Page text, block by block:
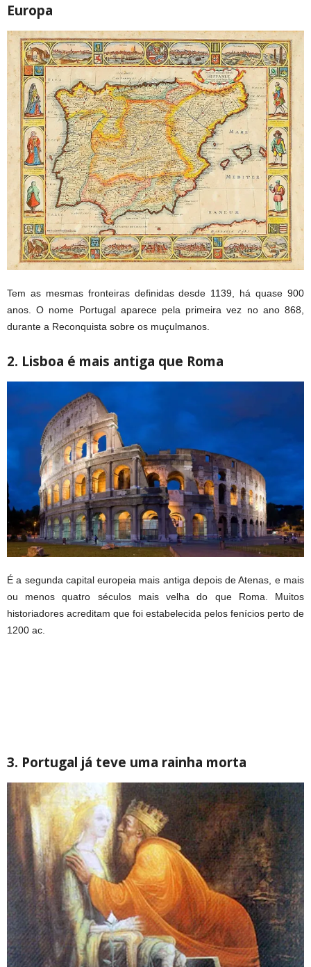
Europa
Tem as mesmas fronteiras definidas desde 1139, há quase 900
anos. O nome Portugal aparece pela primeira vez no ano 868,
durante a Reconquista sobre os muçulmanos.
2. Lisboa é mais antiga que Roma
É a segunda capital europeia mais antiga depois de Atenas, e mais
ou menos quatro séculos mais velha do que Roma. Muitos
historiadores acreditam que foi estabelecida pelos fenícios perto de
1200 ac.
3. Portugal já teve uma rainha morta